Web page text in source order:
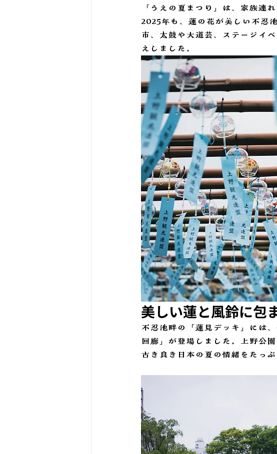
「うえの夏まつり」は、家族連
2025年も、蓮の花が美しい不忍
市、太鼓や大道芸、ステージイ
えしました。
美しい蓮と風鈴に包
不忍池畔の「蓮見デッキ」には
回廊」が登場しました。上野公
古き良き日本の夏の情緒をたっ